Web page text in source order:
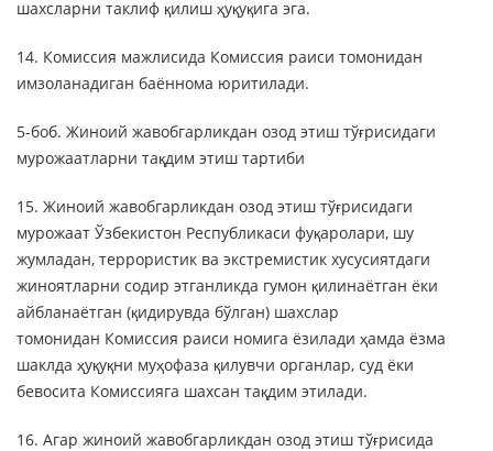
шахсларни таклиф қилиш ҳуқуқига эга.
14. Комиссия мажлисида Комиссия раиси томонидан
имзоланадиган баённома юритилади.
5-боб. Жиноий жавобгарликдан озод этиш тўғрисидаги
мурожаатларни тақдим этиш тартиби
15. Жиноий жавобгарликдан озод этиш тўғрисидаги
мурожаат Ўзбекистон Республикаси фуқаролари, шу
жумладан, террористик ва экстремистик хусусиятдаги
жиноятларни содир этганликда гумон қилинаётган ёки
айбланаётган (қидирувда бўлган) шахслар
томонидан Комиссия раиси номига ёзилади ҳамда ёзма
шаклда ҳуқуқни муҳофаза қилувчи органлар, суд ёки
бевосита Комиссияга шахсан тақдим этилади.
16. Агар жиноий жавобгарликдан озод этиш тўғрисида